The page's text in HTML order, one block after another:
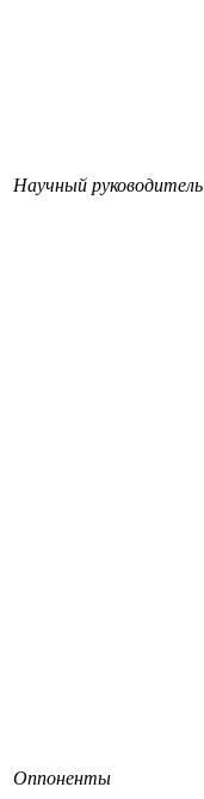
Научный руководитель
Оппоненты